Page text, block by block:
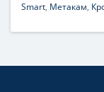
Smart, Метакам,